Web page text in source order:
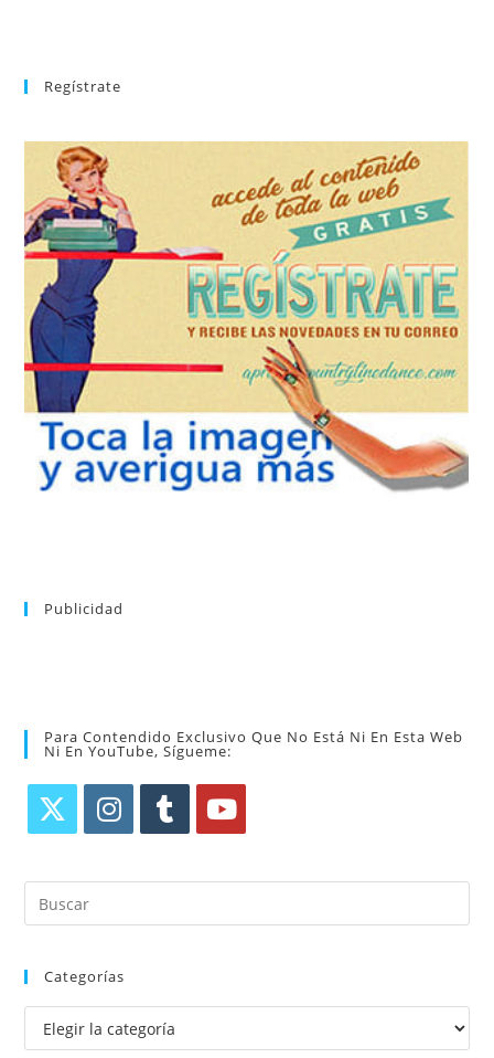
Regístrate
Tras registrarte tendrás acceso completo a la web. Puedes
consultar el directorio alfabético de vídeos tutoriales y
aprender la coreografía que más te apetezca. Recibirás en tu
correo la newsletter con las novedades tanto en el blog, como
de nuevos bailes. En cualquier momento puedes dar de baja
tu suscripción a la newsletter sin dejar de estar registrado.
REGÍSTRATE
Publicidad
Para Contendido Exclusivo Que No Está Ni En Esta Web
Ni En YouTube, Sígueme:
Categorías